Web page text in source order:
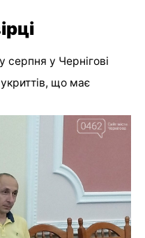
серпня у Чернігові
що має